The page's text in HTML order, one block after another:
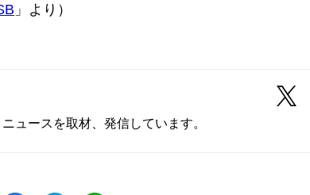
」より）
ュースを取材、発信しています。